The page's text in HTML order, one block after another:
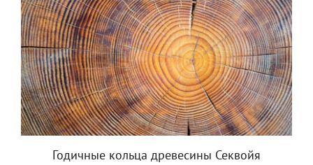
Годичные кольца древесины Секвойя